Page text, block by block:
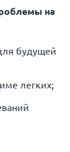
на
будущей
легких;